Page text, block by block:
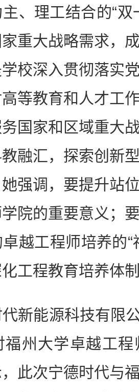
、理工结合的“双
重大战略需求，
校深入贯彻落实
等教育和人才工
国家和区域重大
融汇，探索创新
强调，要提升站
院的重要意义；
越工程师培养的“
工程教育培养体
能源科技有限公
福州大学卓越工
此次宁德时代与